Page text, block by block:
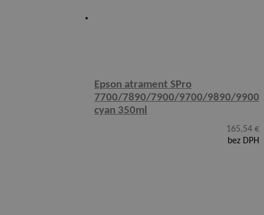
Epson atrament SPro
7700/7890/7900/9700/9890/9900
cyan 350ml
165,54 €
bez DPH